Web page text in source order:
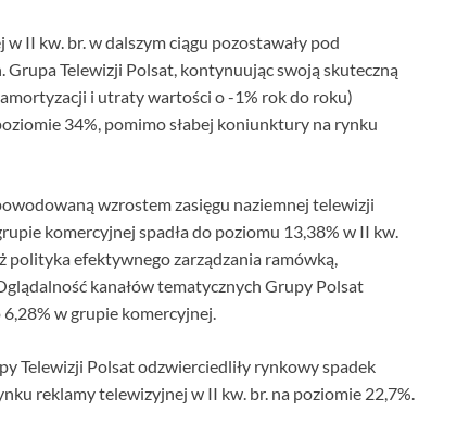
II kw. br. w dalszym ciągu pozostawały pod
Telewizji Polsat, kontynuując swoją skuteczną
i utraty wartości o -1% rok do roku)
34%, pomimo słabej koniunktury na rynku
wzrostem zasięgu naziemnej telewizji
komercyjnej spadła do poziomu 13,38% w II kw.
polityka efektywnego zarządzania ramówką,
kanałów tematycznych Grupy Polsat
w grupie komercyjnej.
Telewizji Polsat odzwierciedliły rynkowy spadek
reklamy telewizyjnej w II kw. br. na poziomie 22,7%.